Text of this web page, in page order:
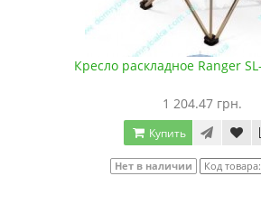
Кресло раскладное Ranger
1 204.47 грн.
Купить
Нет в наличии Код товара: